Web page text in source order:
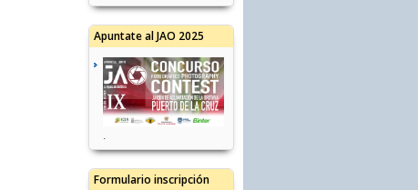
Apuntate al JAO 2025
.
Formulario inscripción